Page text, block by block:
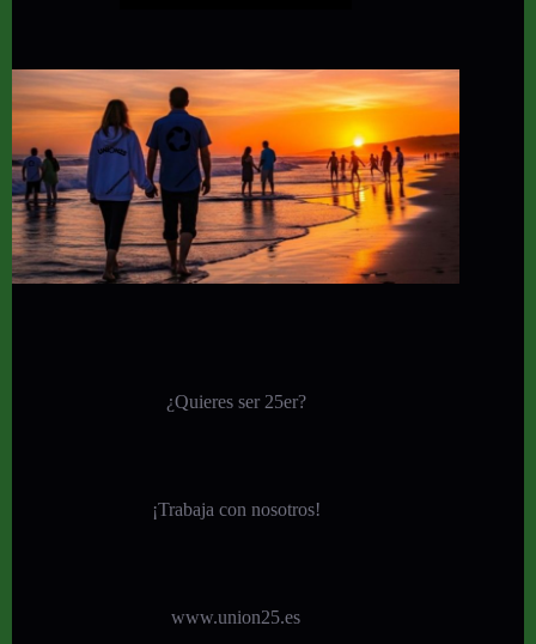
¿Quieres ser 25er?
¡Trabaja con nosotros!
www.union25.es